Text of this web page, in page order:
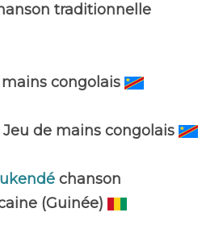
traditionnelle
congolais
Jeu de mains congolais
chanson
(Guinée)